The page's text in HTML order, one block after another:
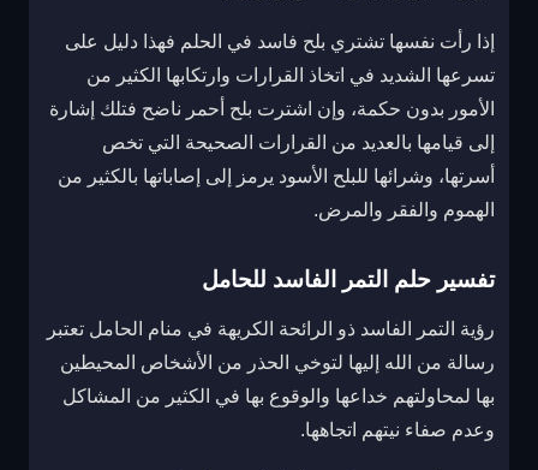
إذا رأت نفسها تشتري بلح فاسد في الحلم فهذا دليل على
تسرعها الشديد في اتخاذ القرارات وارتكابها الكثير من
الأمور بدون حكمة، وإن اشترت بلح أحمر ناضح فتلك إشارة
إلى قيامها بالعديد من القرارات الصحيحة التي تخص
أسرتها، وشرائها للبلح الأسود يرمز إلى إصاباتها بالكثير من
الهموم والفقر والمرض.
تفسير حلم التمر الفاسد للحامل
رؤية التمر الفاسد ذو الرائحة الكريهة في منام الحامل تعتبر
رسالة من الله إليها لتوخي الحذر من الأشخاص المحيطين
بها لمحاولتهم خداعها والوقوع بها في الكثير من المشاكل
وعدم صفاء نيتهم اتجاهها.